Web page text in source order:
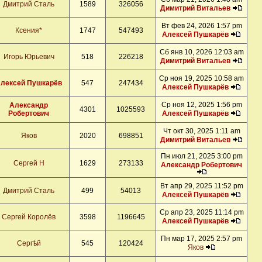
Дмитрий Сталь 1589 326056
Димитрий Витальев
Ксения* 1747 547493
Вт фев 24, 2026 1:57 pm
Алексей Пушкарёв
Игорь Юрьевич 518 226218
Сб янв 10, 2026 12:03 am
Димитрий Витальев
Пушкарёв 547 247434
Ср ноя 19, 2025 10:58 am
Алексей Пушкарёв
Александр
Робертович
4301 1025593
Ср ноя 12, 2025 1:56 pm
Алексей Пушкарёв
Яков 2020 698851
Чт окт 30, 2025 1:11 am
Димитрий Витальев
Сергей Н 1629 273133
Пн июл 21, 2025 3:00 pm
Александр Робертович
Дмитрий Сталь 499 54013
Вт апр 29, 2025 11:52 pm
Алексей Пушкарёв
Сергей Королёв 3598 1196645
Ср апр 23, 2025 11:14 pm
Алексей Пушкарёв
Сергѣй 545 120424
Пн мар 17, 2025 2:57 pm
Яков